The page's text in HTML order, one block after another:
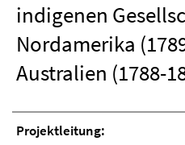
indigenen
Nordamerika
Australien (1788-
Projektleitung: